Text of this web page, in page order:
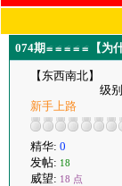
074期≌≌≌≌≌【为
【东西南北】
级
新手上路
精华: 0
发帖: 18
威望: 18 点